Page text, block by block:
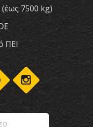
7500 kg)
ΠΕΙ